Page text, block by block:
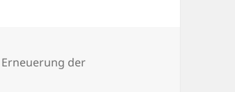
Erneuerung der
Die Münsteraner Missbrauchsstudie und